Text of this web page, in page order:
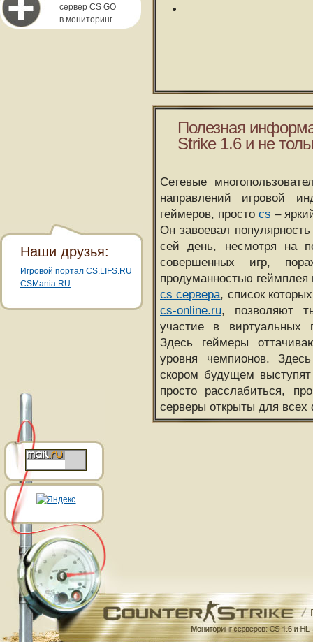
сервер CS GO
в мониторинг
Полезная
Strike 1.6 и не
Сетевые
направлений игровой
геймеров, простоcs –
Он завоевал
сей день, несмотря на
совершенных игр,
продуманностью
cs сервера, список
cs-online.ru, позволяют
участие в виртуальных
Здесь геймеры
уровня чемпионов.
скором будущем
просто расслабиться,
серверы открыты для всех
Наши друзья:
Игровой портал CS.LIFS.RU
CSMania.RU